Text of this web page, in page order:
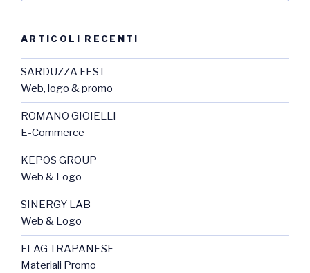
ARTICOLI RECENTI
SARDUZZA FEST
Web, logo & promo
ROMANO GIOIELLI
E-Commerce
KEPOS GROUP
Web & Logo
SINERGY LAB
Web & Logo
FLAG TRAPANESE
Materiali Promo